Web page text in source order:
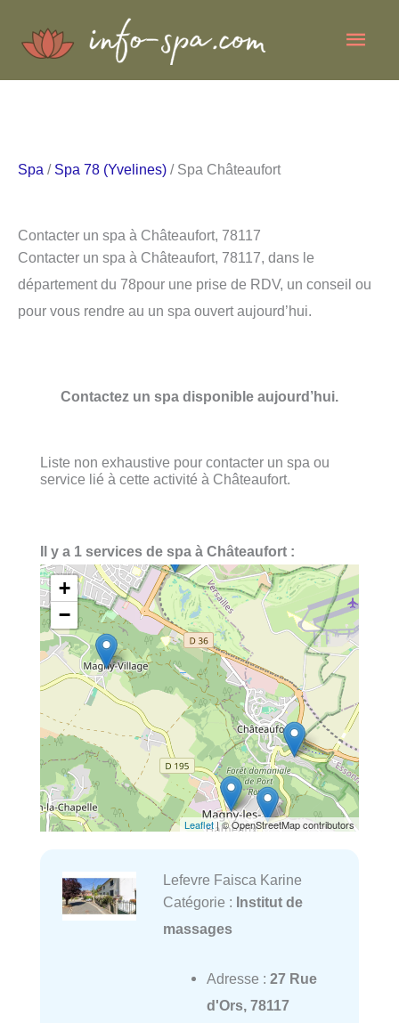
Spa / Spa 78 (Yvelines) / Spa Châteaufort
Contacter un spa à Châteaufort, 78117
Contacter un spa à Châteaufort, 78117, dans le
département du 78pour une prise de RDV, un conseil ou
pour vous rendre au un spa ouvert aujourd’hui.
Contactez un spa disponible aujourd’hui.
Liste non exhaustive pour contacter un spa ou
service lié à cette activité à Châteaufort.
Il y a 1 services de spa à Châteaufort :
+
−
Leaflet| © OpenStreetMap contributors
Lefevre Faisca Karine
Catégorie : Institut de
massages
Adresse : 27 Rue
d'Ors, 78117